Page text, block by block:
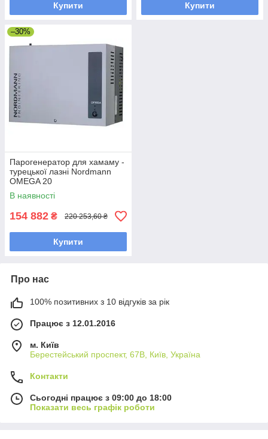
Купити Купити
–30%
Парогенератор для хамаму -
турецької лазні Nordmann
OMEGA 20
В наявності
154 882 ₴ 220 253,60 ₴
Купити
Про нас
100% позитивних з 10 відгуків за рік
Працює з 12.01.2016
м. Київ
Берестейський проспект, 67В, Київ, Україна
Контакти
Сьогодні працює з 09:00 до 18:00
Показати весь графік роботи